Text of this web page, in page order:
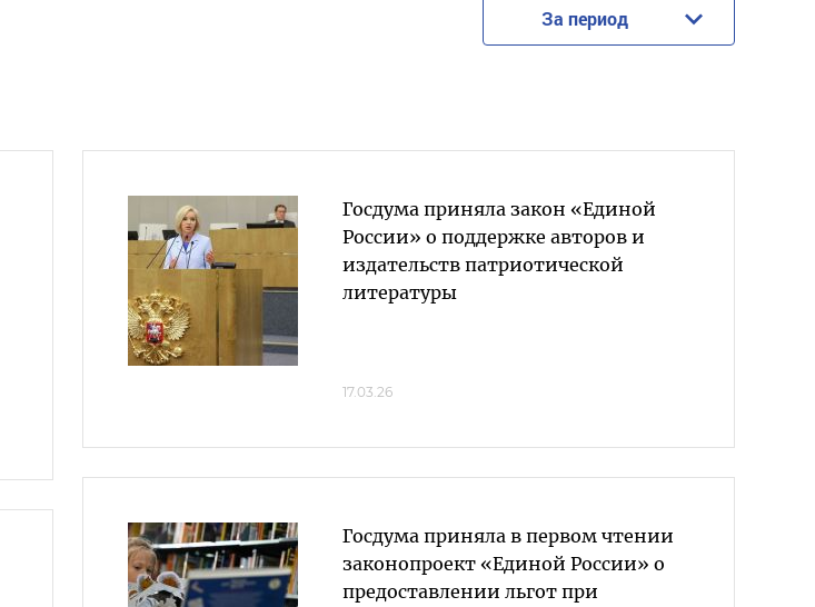
За период
Госдума приняла закон «Единой
России» о поддержке авторов и
издательств патриотической
литературы
17.03.26
Госдума приняла в первом чтении
законопроект «Единой России» о
предоставлении льгот при